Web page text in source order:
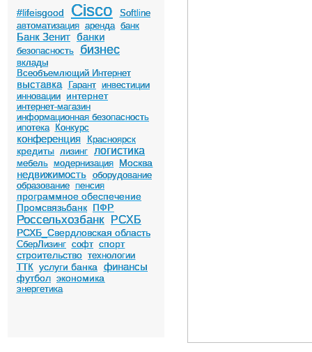
#lifeisgood Cisco
Softline
автоматизация аренда банк
Банк Зенит банки
безопасность бизнес
вклады
Всеобъемлющий Интернет
выставка Гарант инвестиции
инновации
интернет
интернет-магазин
информационная безопасность
ипотека
Конкурс
конференция Красноярск
кредиты лизинг логистика
мебель модернизация Москва
недвижимость оборудование
образование пенсия
программное обеспечение
Промсвязьбанк ПФР
Россельхозбанк РСХБ
РСХБ_Свердловская область
СберЛизинг софт спорт
строительство технологии
ТТК услуги банка финансы
футбол экономика
энергетика